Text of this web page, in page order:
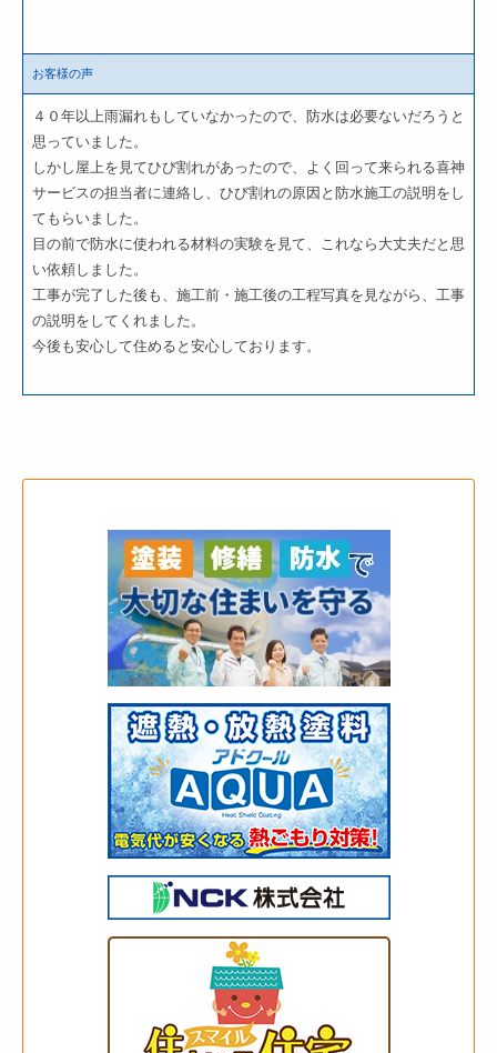
お客様の声
４０年以上雨漏れもしていなかったので、防水は必要ないだろうと
思っていました。
しかし屋上を見てひび割れがあったので、よく回って来られる喜神
サービスの担当者に連絡し、ひび割れの原因と防水施工の説明をし
てもらいました。
目の前で防水に使われる材料の実験を見て、これなら大丈夫だと思
い依頼しました。
工事が完了した後も、施工前・施工後の工程写真を見ながら、工事
の説明をしてくれました。
今後も安心して住めると安心しております。